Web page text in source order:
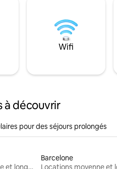
Wifi
à découvrir
pour des séjours prolongés
Locations moyenne et longue durée
Barcelone